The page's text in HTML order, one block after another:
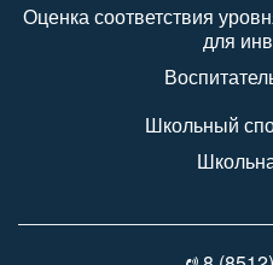
Оценка соответствия
для
Школьный